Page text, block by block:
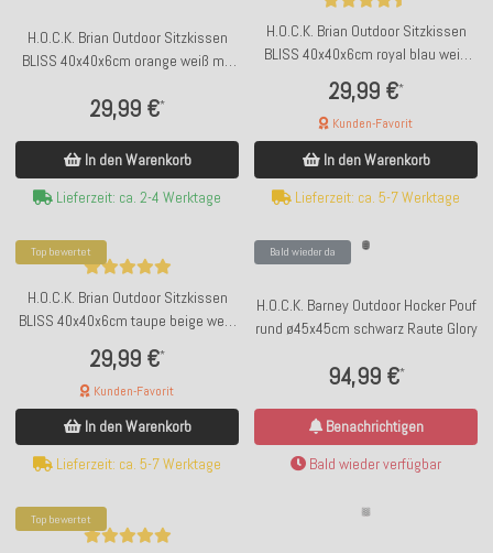
H.O.C.K. Brian Outdoor Sitzkissen
BLISS 40x40x6cm orange weiß mit
29,99 €*
In den Warenkorb
Lieferzeit: ca. 2-4 Werktage
H.O.C.K. Brian Outdoor Sitzkissen
BLISS 40x40x6cm royal blau weiß
mit Biese kleingemustert
29,99 €*
Kunden-Favorit
In den Warenkorb
Lieferzeit: ca. 5-7 Werktage
Top bewertet
H.O.C.K. Brian Outdoor Sitzkissen
BLISS 40x40x6cm taupe beige weiß
29,99 €*
Kunden-Favorit
In den Warenkorb
Lieferzeit: ca. 5-7 Werktage
Bald wieder da
H.O.C.K. Barney Outdoor Hocker Pouf
rund ø45x45cm schwarz Raute Glory
94,99 €*
Benachrichtigen
Bald wieder verfügbar
Top bewertet